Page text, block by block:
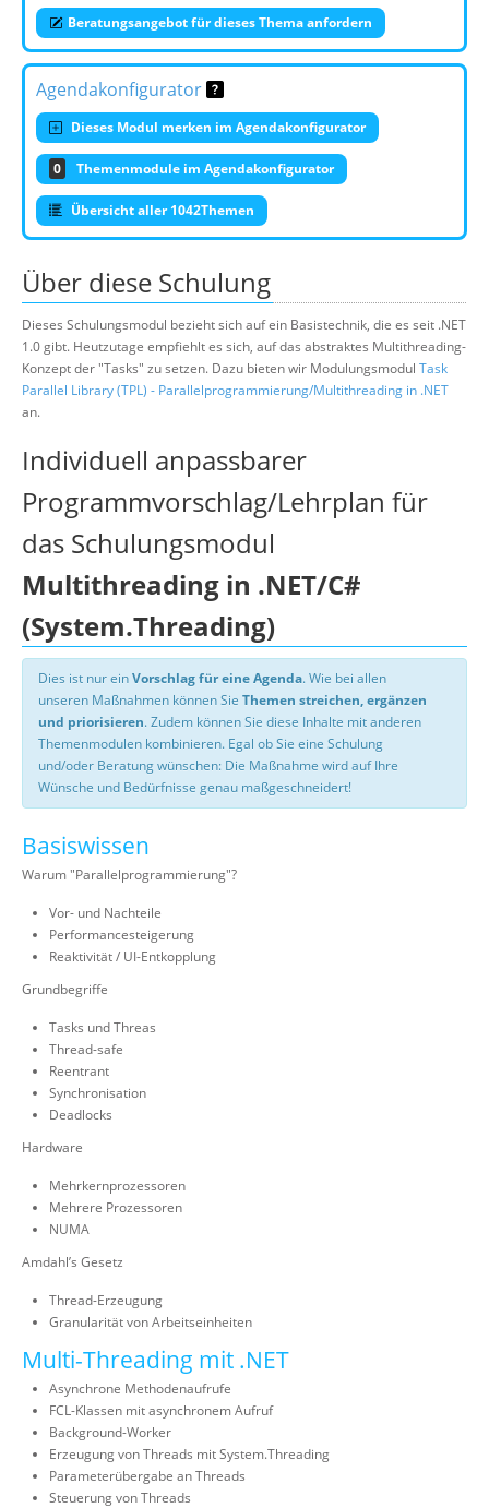
Beratungsangebot für dieses Thema anfordern
Agendakonfigurator
Dieses Modul merken im Agendakonfigurator
0 Themenmodule im Agendakonfigurator
Übersicht aller 1042Themen
Über diese Schulung
Dieses Schulungsmodul bezieht sich auf ein Basistechnik, die es seit .NET
1.0 gibt. Heutzutage empfiehlt es sich, auf das abstraktes Multithreading-
Konzept der "Tasks" zu setzen. Dazu bieten wir Modulungsmodul Task
Parallel Library (TPL) - Parallelprogrammierung/Multithreading in .NET
an.
Individuell anpassbarer
Programmvorschlag/Lehrplan für
das Schulungsmodul
Multithreading in .NET/C#
(System.Threading)
Dies ist nur einVorschlag für eine Agenda. Wie bei allen
unseren Maßnahmen können Sie Themen streichen, ergänzen
und priorisieren. Zudem können Sie diese Inhalte mit anderen
Themenmodulen kombinieren. Egal ob Sie eine Schulung
und/oder Beratung wünschen: Die Maßnahme wird auf Ihre
Wünsche und Bedürfnisse genau maßgeschneidert!
Basiswissen
Warum "Parallelprogrammierung"?
Vor- und Nachteile
Performancesteigerung
Reaktivität / UI-Entkopplung
Grundbegriffe
Tasks und Threas
Thread-safe
Reentrant
Synchronisation
Deadlocks
Hardware
Mehrkernprozessoren
Mehrere Prozessoren
NUMA
Amdahl’s Gesetz
Thread-Erzeugung
Granularität von Arbeitseinheiten
Multi-Threading mit .NET
Asynchrone Methodenaufrufe
FCL-Klassen mit asynchronem Aufruf
Background-Worker
Erzeugung von Threads mit System.Threading
Parameterübergabe an Threads
Steuerung von Threads